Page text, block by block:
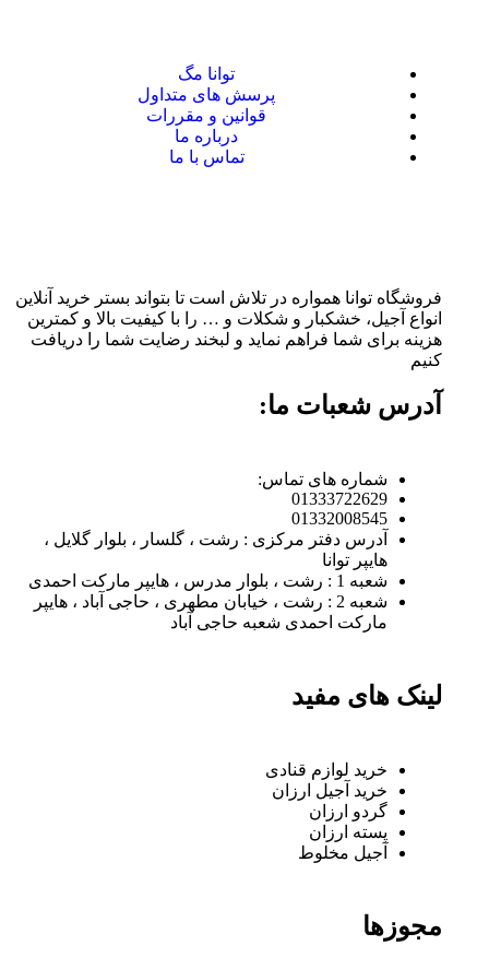
توانا مگ
پرسش های متداول
قوانین و مقررات
درباره ما
تماس با ما
فروشگاه توانا همواره در تلاش است تا بتواند بستر خرید آنلاین
انواع آجیل، خشکبار و شکلات و … را با کیفیت بالا و کمترین
هزینه برای شما فراهم نماید و لبخند رضایت شما را دریافت
کنیم
آدرس شعبات ما:
شماره های تماس:
01333722629
01332008545
آدرس دفتر مرکزی : رشت ، گلسار ، بلوار گلایل ،
هایپر توانا
شعبه 1 : رشت ، بلوار مدرس ، هایپر مارکت احمدی
شعبه 2 : رشت ، خیابان مطهری ، حاجی آباد ، هایپر
مارکت احمدی شعبه حاجی آباد
لینک های مفید
خرید لوازم قنادی
خرید آجیل ارزان
گردو ارزان
پسته ارزان
آجیل مخلوط
مجوزها